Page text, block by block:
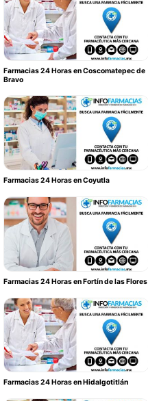
Farmacias 24 Horas en Coscomatepec de
Bravo
Farmacias 24 Horas en Coyutla
Farmacias 24 Horas en Fortín de las Flores
Farmacias 24 Horas en Hidalgotitlán